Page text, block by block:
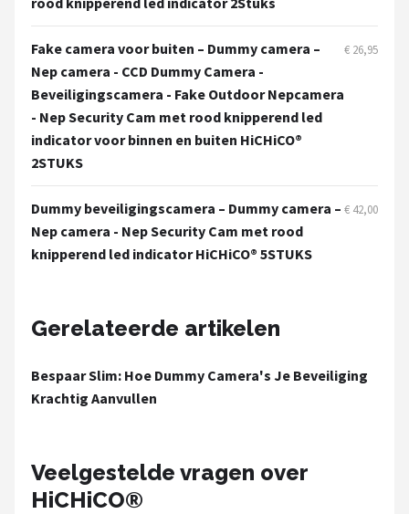
Alle merken →
Fake camera voor buiten – Dummy camera –
Nep camera - CCD Dummy Camera -
Beveiligingscamera - Fake Outdoor Nepcamera
- Nep Security Cam met rood knipperend led
indicator voor binnen en buiten HiCHiCO®
2STUKS
€ 26,95
Dummy beveiligingscamera – Dummy camera –
Nep camera - Nep Security Cam met rood
knipperend led indicator HiCHiCO® 5STUKS
€ 42,00
Gerelateerde artikelen
Bespaar Slim: Hoe Dummy Camera's Je Beveiliging
Krachtig Aanvullen
Veelgestelde vragen over
HiCHiCO®